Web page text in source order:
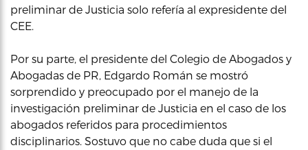
preliminar de Justicia solo refería al expresidente del
CEE.
Por su parte, el presidente del Colegio de Abogados y
Abogadas de PR, Edgardo Román se mostró
sorprendido y preocupado por el manejo de la
investigación preliminar de Justicia en el caso de los
abogados referidos para procedimientos
disciplinarios. Sostuvo que no cabe duda que si el